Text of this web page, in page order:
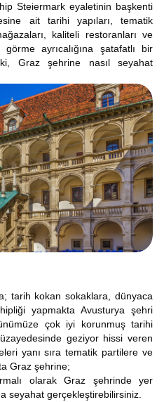
Steiermark eyaletinin başkenti
ait tarihi yapıları, tematik
kaliteli restoranları ve
ayrıcalığına şatafatlı bir
Graz şehrine nasıl seyahat
tarih kokan sokaklara, dünyaca
yapmakta Avusturya şehri
çok iyi korunmuş tarihi
geziyor hissi veren
yanı sıra tematik partilere ve
Graz şehrine;
olarak Graz şehrinde yer
seyahat gerçekleştirebilirsiniz.